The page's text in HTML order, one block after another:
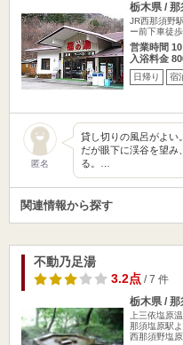
栃木県 /
JR西那須野
ー前下車徒
営業時間
入浴料金
日帰り 宿
匿名
貸し切りの風呂がよい
だが眼下に渓谷を望み
る。…
関連情報から探す
不動乃足湯
3.2点/ 7 件
栃木県 /
上三依塩原
那須塩原駅
西那須野塩